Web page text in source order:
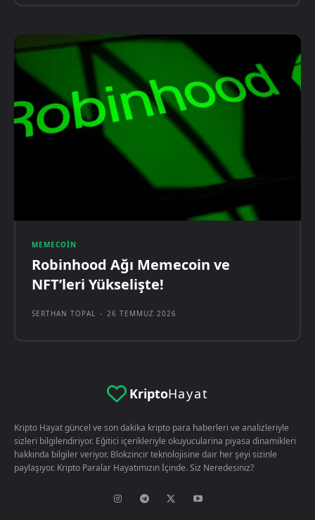
MEMECOIN
Robinhood Ağı Memecoin ve
NFT’leri Yükselişte!
SERTHAN TOPAL - 26 TEMMUZ 2026
KriptoHayat
Kripto Hayat güncel ve son dakika kripto para haberleri ve analizleriyle
sizleri bilgilendiriyor. Eğitici içerikleriyle okuyucularina piyasa dinamikleri
hakkında bilgiler veriyor. Blokzincir teknolojisine dair her şeyi sizinle
paylaşıyor. Kripto Paralar Hayatımızın İçinde. Siz Neredesiniz?